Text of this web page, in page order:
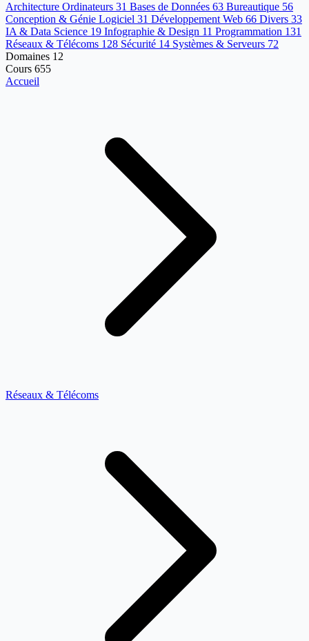
Architecture Ordinateurs 31 Bases de Données 63 Bureautique 56
Conception & Génie Logiciel 31 Développement Web 66 Divers 33
IA & Data Science 19 Infographie & Design 11 Programmation 131
Réseaux & Télécoms 128 Sécurité 14 Systèmes & Serveurs 72
Domaines 12
Cours 655
Accueil
Réseaux & Télécoms